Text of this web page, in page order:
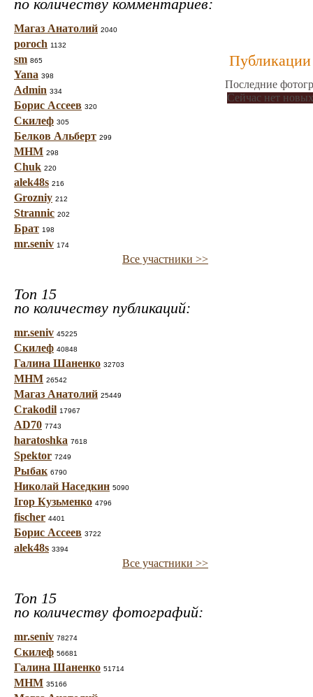
по количеству комментариев:
Магаз Анатолий 2040
poroch 1132
sm 865
Yana 398
Admin 334
Борис Ассеев 320
Скилеф 305
Белков Альберт 299
МНМ 298
Chuk 220
alek48s 216
Grozniy 212
Strannic 202
Брат 198
mr.seniv 174
Все участники >>
Топ 15
по количеству публикаций:
mr.seniv 45225
Скилеф 40848
Галина Шаненко 32703
МНМ 26542
Магаз Анатолий 25449
Crakodil 17967
AD70 7743
haratoshka 7618
Spektor 7249
Рыбак 6790
Николай Наседкин 5090
Ігор Кузьменко 4796
fischer 4401
Борис Ассеев 3722
alek48s 3394
Все участники >>
Топ 15
по количеству фотографий:
mr.seniv 78274
Скилеф 56681
Галина Шаненко 51714
МНМ 35166
Публикации
Последние
Сейчас нет